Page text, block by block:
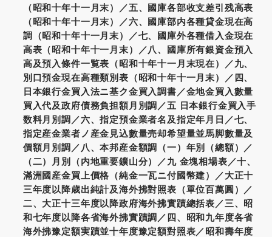
（昭和十年十一月末）／五、國庫各部收支差引残高表
（昭和十年十一月末）／六、國庫部内各種貸金現在高
調（昭和十年十一月末）／七、國庫外各種借入金現在
高表（昭和十年十一月末）／八、國庫所有銀資金預入
高及預入條件一覧表（昭和十年十一月末現在）／九、
別口預金現在高種類別表（昭和十年十一月末）／四、
日本銀行金買入法ニ基ク金買入調書／金地金買入數量
買入代及政府債務負担額月別調／五 日本銀行金買入手
数料月別調／六、指定預金業者名及指定年月日／七、
指定産金業者ノ産金見込數量売却希望量並馬脚數量及
價額月別調／八、本邦産金額調（一）年別（總額）／
（二）月別（内地重要鑛山分）／九 金塊相場表／十、
滿洲國産金買上價格（純金一瓦ニ付國幣建）／大正十
三年度以降歳出純計及海外拂對照表（單位百萬圓）／
二、大正十三年度以降政府海外拂實蹟總括表／三、昭
和七年度以降各省海外拂實蹟調／四、昭和九年度各省
海外拂豫定額実蹟並十年度豫定額對照表／昭和壽年度